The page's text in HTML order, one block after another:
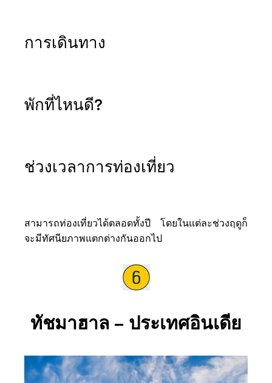
การเดินทาง
พักที่ไหนดี?
ช่วงเวลาการท่องเที่ยว
สามารถท่องเที่ยวได้ตลอดทั้งปี โดยในแต่ละช่วงฤดูก็
จะมีทัศนียภาพแตกต่างกันออกไป
ทัชมาฮาล – ประเทศอินเดีย